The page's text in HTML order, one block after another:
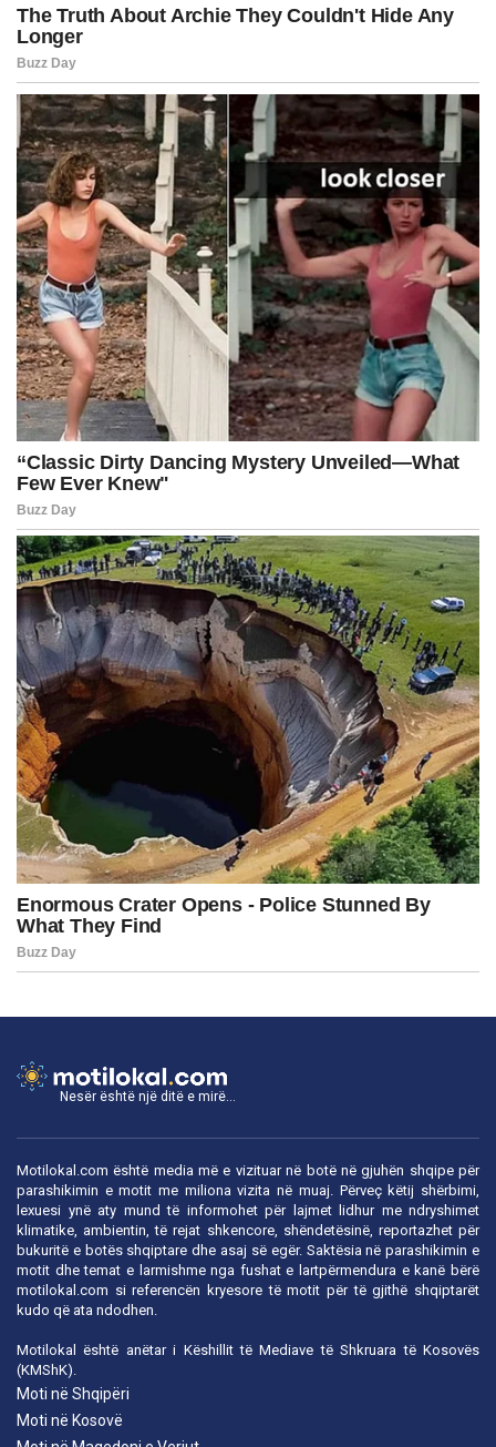
Nesër është një ditë e mirë...
Motilokal.com është media më e vizituar në botë në gjuhën shqipe për
parashikimin e motit me miliona vizita në muaj. Përveç këtij shërbimi,
lexuesi ynë aty mund të informohet për lajmet lidhur me ndryshimet
klimatike, ambientin, të rejat shkencore, shëndetësinë, reportazhet për
bukuritë e botës shqiptare dhe asaj së egër. Saktësia në parashikimin e
motit dhe temat e larmishme nga fushat e lartpërmendura e kanë bërë
motilokal.com si referencën kryesore të motit për të gjithë shqiptarët
kudo që ata ndodhen.
Motilokal është anëtar i Këshillit të Mediave të Shkruara të Kosovës
(KMShK).
Moti në Shqipëri
Moti në Kosovë